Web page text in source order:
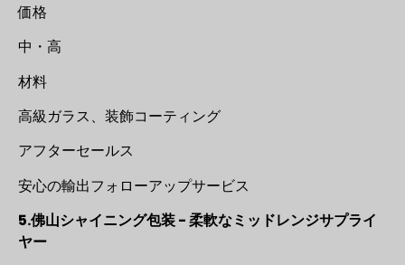
価格
中・高
材料
高級ガラス、装飾コーティング
アフターセールス
安心の輸出フォローアップサービス
5.佛山シャイニング包装 - 柔軟なミッドレンジサプライ
ヤー